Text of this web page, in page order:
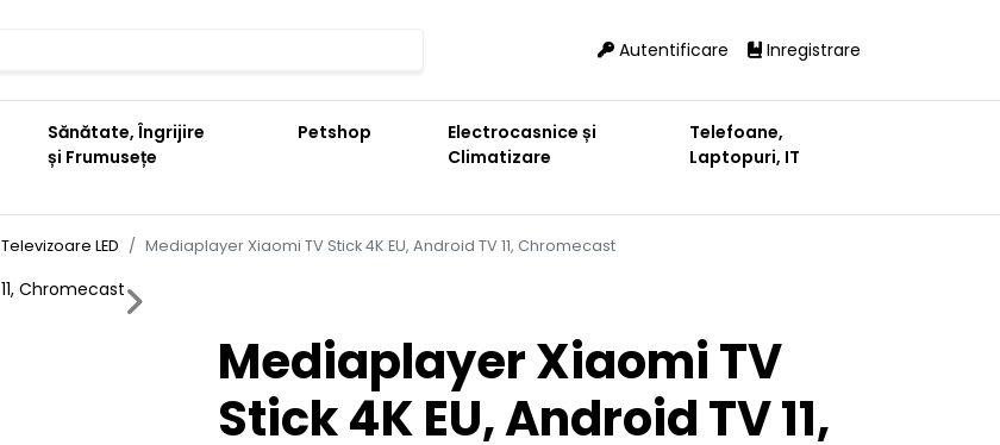
Autentificare Inregistrare
Sănătate, Îngrijire
și Frumusețe
Petshop
Electrocasnice și
Climatizare
Telefoane,
Laptopuri, IT
Televizoare LED Mediaplayer Xiaomi TV Stick 4K EU, Android TV 11, Chromecast
Next
Mediaplayer Xiaomi TV
Stick 4K EU, Android TV 11,